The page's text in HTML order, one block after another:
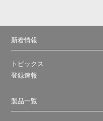
新着情報
トピックス
登録速報
製品一覧